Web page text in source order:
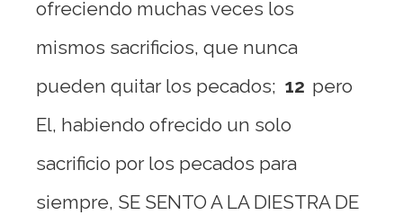
ofreciendo muchas veces los
mismos sacrificios, que nunca
pueden quitar los pecados; 12 pero
El, habiendo ofrecido un solo
sacrificio por los pecados para
siempre, SE SENTO A LA DIESTRA DE